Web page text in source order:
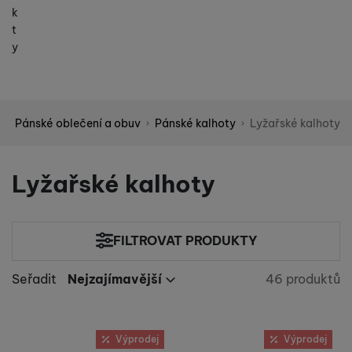
k
t
y
Pánské oblečení a obuv Pánské kalhoty Lyžařské kalhoty
Lyžařské kalhoty
Seřadit
Nejzajímavější
Nejdražší
Nejvíc zlevněné
Nejzajímavější Nalezeno
46 produktů
FILTROVAT PRODUKTY
Cena(Kč)
Armada (3)
Velikost oblečení
Výprodej
Výprodej